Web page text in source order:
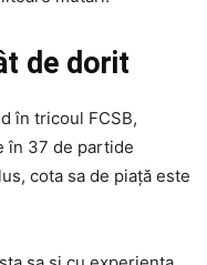
de dorit
în tricoul FCSB,
în 37 de partide
cota sa de piață este